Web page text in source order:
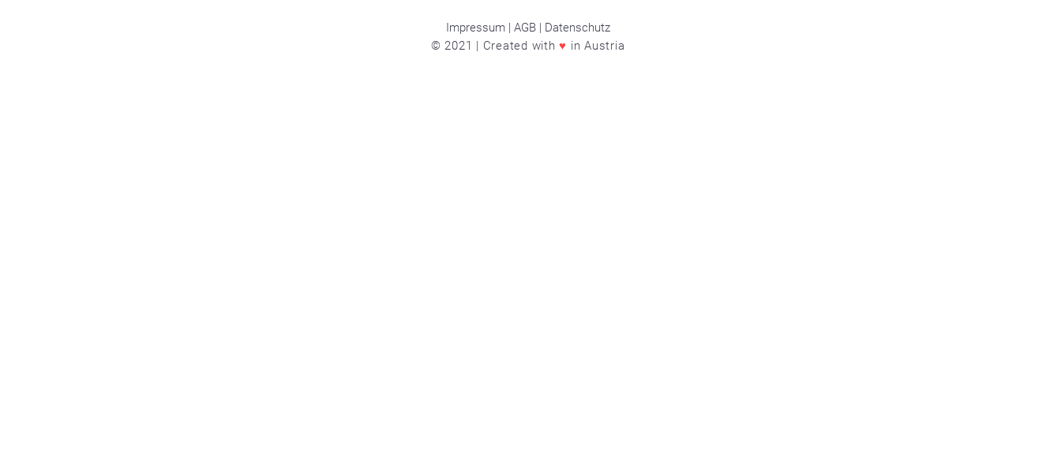
Impressum | AGB | Datenschutz
© 2021 | Created with♥ in Austria